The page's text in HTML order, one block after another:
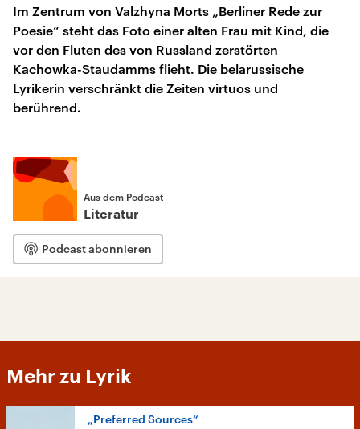
Im Zentrum von Valzhyna Morts „Berliner Rede zur
Poesie“ steht das Foto einer alten Frau mit Kind, die
vor den Fluten des von Russland zerstörten
Kachowka-Staudamms flieht. Die belarussische
Lyrikerin verschränkt die Zeiten virtuos und
berührend.
Aus dem Podcast
Literatur
Podcast abonnieren
Mehr zu Lyrik
„Preferred Sources“